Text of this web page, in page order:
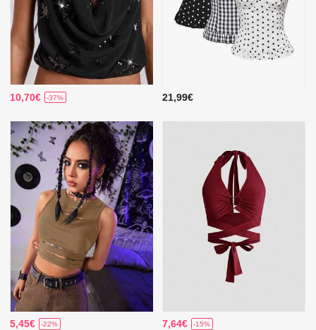
10,70€ -37% 21,99€
5,45€ -22% 7,64€ -15%